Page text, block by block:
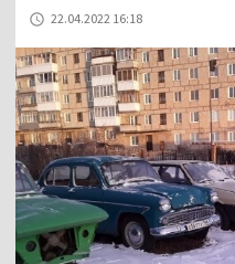
22.04.2022 16:18